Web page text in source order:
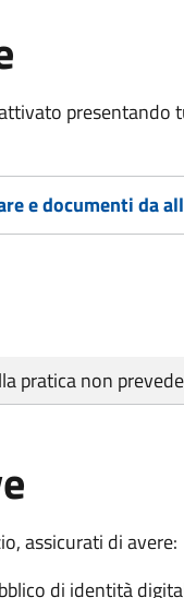
e documenti da
pratica non
assicurati di avere:
di identità